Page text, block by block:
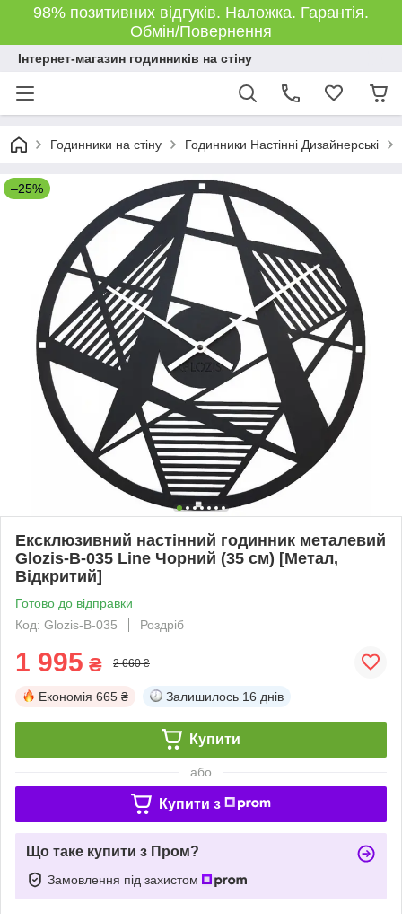
98% позитивних відгуків. Наложка. Гарантія.
Обмін/Повернення
Інтернет-магазин годинників на стіну
Годинники на стіну Годинники Настінні Дизайнерські
–25%
Ексклюзивний настінний годинник металевий
Glozis-B-035 Line Чорний (35 см) [Метал,
Відкритий]
Готово до відправки
Код: Glozis-B-035
Роздріб
1 995 ₴ 2 660 ₴
Економія 665 ₴ Залишилось 16 днів
Купити
або
Купити з
Що таке купити з Пром?
Замовлення під захистом